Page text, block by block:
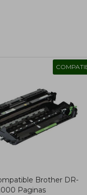
Brother DR-
Paginas